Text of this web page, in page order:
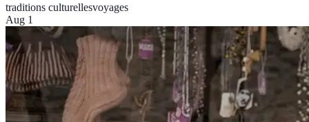
traditions culturellesvoyages
Aug 1